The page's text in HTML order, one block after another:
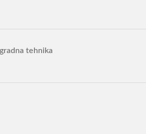
tehnika